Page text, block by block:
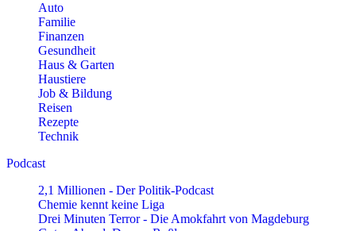
Auto
Familie
Finanzen
Gesundheit
Haus & Garten
Haustiere
Job & Bildung
Reisen
Rezepte
Technik
Podcast
2,1 Millionen - Der Politik-Podcast
Chemie kennt keine Liga
Drei Minuten Terror - Die Amokfahrt von Magdeburg